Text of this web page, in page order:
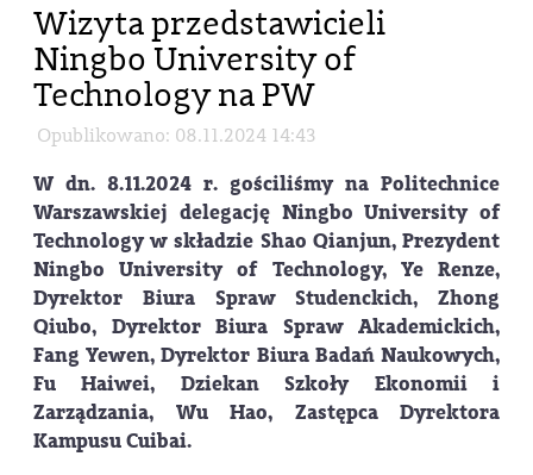
Wizyta przedstawicieli
Ningbo University of
Technology na PW
Opublikowano: 08.11.2024 14:43
W dn. 8.11.2024 r. gościliśmy na Politechnice
Warszawskiej delegację Ningbo University of
Technology w składzie Shao Qianjun, Prezydent
Ningbo University of Technology, Ye Renze,
Dyrektor Biura Spraw Studenckich, Zhong
Qiubo, Dyrektor Biura Spraw Akademickich,
Fang Yewen, Dyrektor Biura Badań Naukowych,
Fu Haiwei, Dziekan Szkoły Ekonomii i
Zarządzania, Wu Hao, Zastępca Dyrektora
Kampusu Cuibai.